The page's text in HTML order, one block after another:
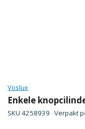
Voslux
Enkele
SKU 4258939 Verpakt